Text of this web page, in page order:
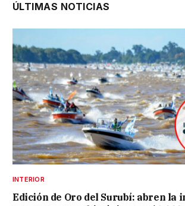
ÚLTIMAS NOTICIAS
INTERIOR
Edición de Oro del Surubí: abren la